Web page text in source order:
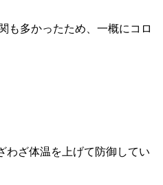
も多かったため、一概にコロ
わざ体温を上げて防御してい